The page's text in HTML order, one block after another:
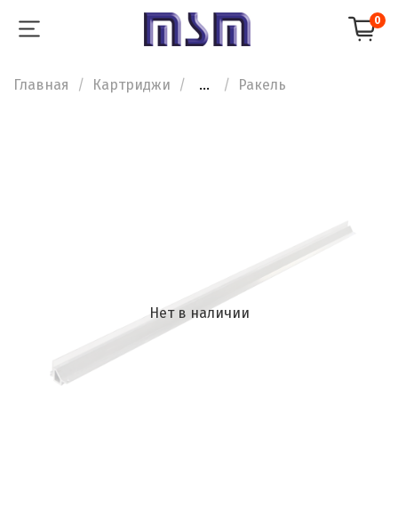
0
Главная Картриджи ... Ракель
Нет в наличии